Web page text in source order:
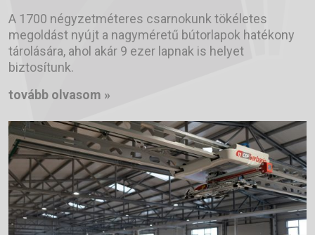
A 1700 négyzetméteres csarnokunk tökéletes
megoldást nyújt a nagyméretű bútorlapok hatékony
tárolására, ahol akár 9 ezer lapnak is helyet
biztosítunk.
tovább olvasom »